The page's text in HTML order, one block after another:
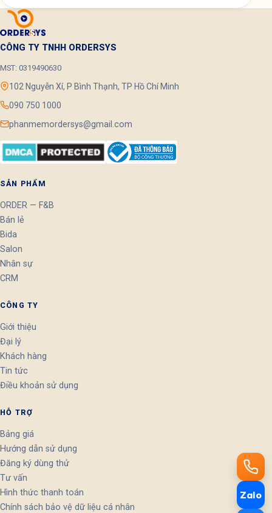
CÔNG TY TNHH ORDERSYS
MST: 0319490630
102 Nguyễn Xí, P Bình Thạnh, TP Hồ Chí Minh
090 750 1000
phanmemordersys@gmail.com
SẢN PHẨM
ORDER — F&B
Bán lẻ
Bida
Salon
Nhân sự
CRM
CÔNG TY
Giới thiệu
Đại lý
Khách hàng
Tin tức
Điều khoản sử dụng
HỖ TRỢ
Bảng giá
Hướng dẫn sử dụng
Đăng ký dùng thử
Tư vấn
Hình thức thanh toán
Chính sách bảo vệ dữ liệu cá nhân
Zalo